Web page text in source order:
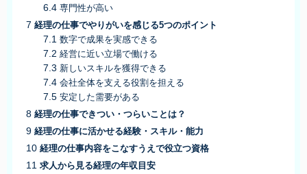
専門性が高い
経理の仕事でやりがいを感じる5つのポイント
数字で成果を実感できる
経営に近い立場で働ける
新しいスキルを獲得できる
会社全体を支える役割を担える
安定した需要がある
経理の仕事できつい・つらいことは？
経理の仕事に活かせる経験・スキル・能力
経理の仕事内容をこなすうえで役立つ資格
求人から見る経理の年収目安